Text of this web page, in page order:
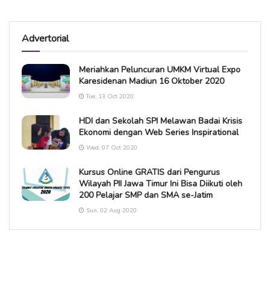
Advertorial
Meriahkan Peluncuran UMKM Virtual Expo
Karesidenan Madiun 16 Oktober 2020
Tue, 13 Oct 2020
HDI dan Sekolah SPI Melawan Badai Krisis
Ekonomi dengan Web Series Inspirational
Wed, 07 Oct 2020
Kursus Online GRATIS dari Pengurus
Wilayah PII Jawa Timur Ini Bisa Diikuti oleh
200 Pelajar SMP dan SMA se-Jatim
Sun, 02 Aug 2020